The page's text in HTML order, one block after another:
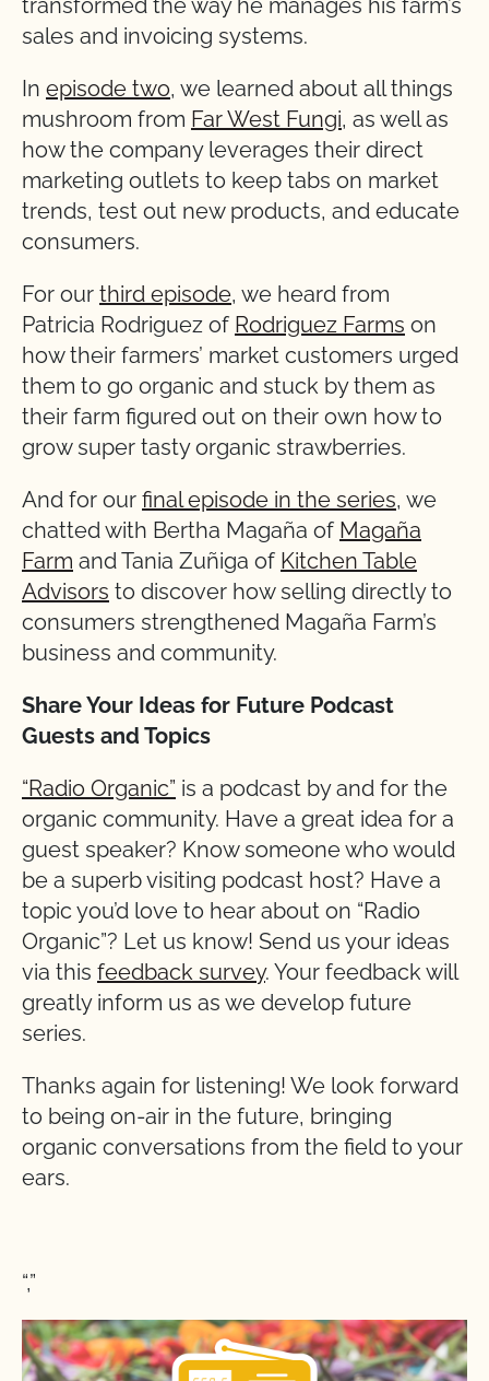
transformed the way he manages his farm’s
sales and invoicing systems.
In episode two, we learned about all things
mushroom from Far West Fungi, as well as
how the company leverages their direct
marketing outlets to keep tabs on market
trends, test out new products, and educate
consumers.
For our third episode, we heard from
Patricia Rodriguez of Rodriguez Farms on
how their farmers’ market customers urged
them to go organic and stuck by them as
their farm figured out on their own how to
grow super tasty organic strawberries.
And for our final episode in the series, we
chatted with Bertha Magaña of Magaña
Farm and Tania Zuñiga of Kitchen Table
Advisors to discover how selling directly to
consumers strengthened Magaña Farm’s
business and community.
Share Your Ideas for Future Podcast
Guests and Topics
“Radio Organic” is a podcast by and for the
organic community. Have a great idea for a
guest speaker? Know someone who would
be a superb visiting podcast host? Have a
topic you’d love to hear about on “Radio
Organic”? Let us know! Send us your ideas
via this feedback survey. Your feedback will
greatly inform us as we develop future
series.
Thanks again for listening! We look forward
to being on-air in the future, bringing
organic conversations from the field to your
ears.
“,”